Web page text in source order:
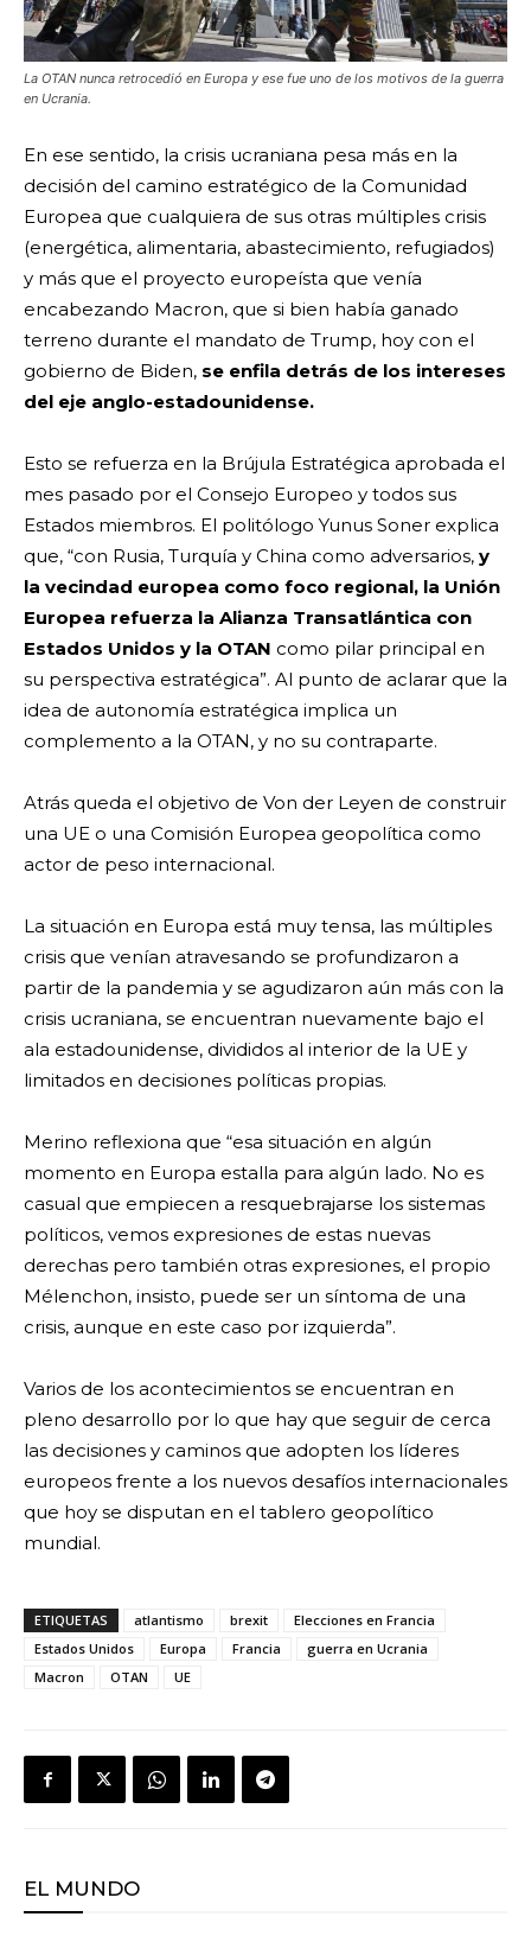
La OTAN nunca retrocedió en Europa y ese fue uno de los motivos de la guerra
en Ucrania.
En ese sentido, la crisis ucraniana pesa más en la
decisión del camino estratégico de la Comunidad
Europea que cualquiera de sus otras múltiples crisis
(energética, alimentaria, abastecimiento, refugiados)
y más que el proyecto europeísta que venía
encabezando Macron, que si bien había ganado
terreno durante el mandato de Trump, hoy con el
gobierno de Biden, se enfila detrás de los intereses
del eje anglo-estadounidense.
Esto se refuerza en la Brújula Estratégica aprobada el
mes pasado por el Consejo Europeo y todos sus
Estados miembros. El politólogo Yunus Soner explica
que, “con Rusia, Turquía y China como adversarios, y
la vecindad europea como foco regional, la Unión
Europea refuerza la Alianza Transatlántica con
Estados Unidos y la OTAN como pilar principal en
su perspectiva estratégica”. Al punto de aclarar que la
idea de autonomía estratégica implica un
complemento a la OTAN, y no su contraparte.
Atrás queda el objetivo de Von der Leyen de construir
una UE o una Comisión Europea geopolítica como
actor de peso internacional.
La situación en Europa está muy tensa, las múltiples
crisis que venían atravesando se profundizaron a
partir de la pandemia y se agudizaron aún más con la
crisis ucraniana, se encuentran nuevamente bajo el
ala estadounidense, divididos al interior de la UE y
limitados en decisiones políticas propias.
Merino reflexiona que “esa situación en algún
momento en Europa estalla para algún lado. No es
casual que empiecen a resquebrajarse los sistemas
políticos, vemos expresiones de estas nuevas
derechas pero también otras expresiones, el propio
Mélenchon, insisto, puede ser un síntoma de una
crisis, aunque en este caso por izquierda”.
Varios de los acontecimientos se encuentran en
pleno desarrollo por lo que hay que seguir de cerca
las decisiones y caminos que adopten los líderes
europeos frente a los nuevos desafíos internacionales
que hoy se disputan en el tablero geopolítico
mundial.
ETIQUETAS atlantismo brexit
Elecciones en Francia
Estados Unidos
Europa Francia
guerra en Ucrania
Macron
OTAN UE
EL MUNDO